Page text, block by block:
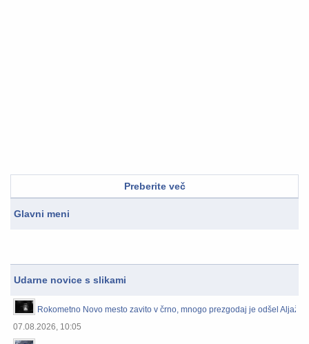
Preberite več
Glavni meni
Udarne novice s slikami
Rokometno Novo mesto zavito v črno, mnogo prezgodaj je odšel Aljaž
07.08.2026, 10:05